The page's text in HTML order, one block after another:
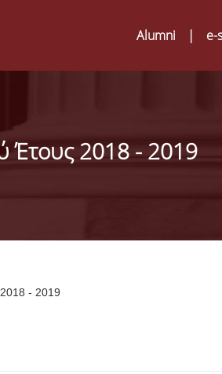
Alumni | e-
Έτους 2018 - 2019
2018 - 2019